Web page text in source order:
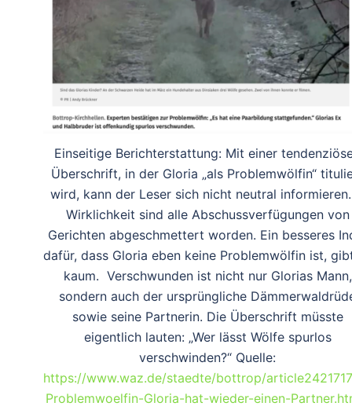
Einseitige Berichterstattung: Mit einer
Überschrift, in der Gloria „als Problemwölfin“
wird, kann der Leser sich nicht neutral
Wirklichkeit sind alle Abschussverfügungen von
Gerichten abgeschmettert worden. Ein besseres
dafür, dass Gloria eben keine Problemwölfin ist,
kaum. Verschwunden ist nicht nur Glorias Mann,
sondern auch der ursprüngliche
sowie seine Partnerin. Die Überschrift müsste
eigentlich lauten: „Wer lässt Wölfe spurlos
verschwinden?“ Quelle:
https://www.waz.de/staedte/bottrop/
Problemwoelfin-Gloria-hat-wieder-einen-